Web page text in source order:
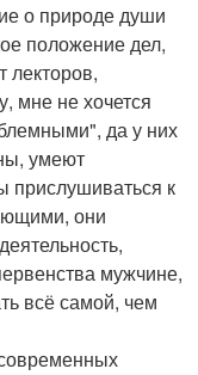
о природе души
положение дел,
лекторов,
мне не хочется
да у них
умеют
прислушиваться к
они
мужчине,
всё самой, чем